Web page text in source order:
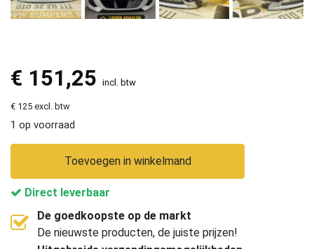
€ 151,25 incl. btw
€ 125 excl. btw
1 op voorraad
Toevoegen in winkelmand
Direct leverbaar
De goedkoopste op de markt
De nieuwste producten, de juiste prijzen!